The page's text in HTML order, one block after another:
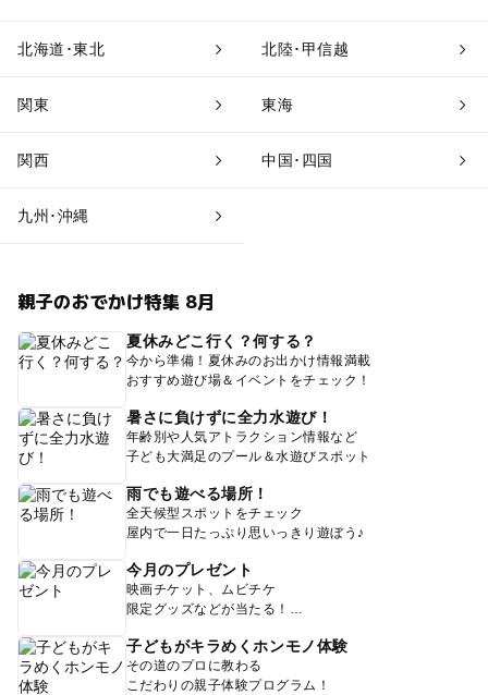
北海道･東北 北陸･甲信越
関東 東海
関西 中国･四国
九州･沖縄
親子のおでかけ特集 8月
夏休みどこ行く？何する？
今から準備！夏休みのお出かけ情報満載
おすすめ遊び場＆イベントをチェック！
暑さに負けずに全力水遊び！
年齢別や人気アトラクション情報など
子ども大満足のプール＆水遊びスポット
雨でも遊べる場所！
全天候型スポットをチェック
屋内で一日たっぷり思いっきり遊ぼう♪
今月のプレゼント
映画チケット、ムビチケ
限定グッズなどが当たる！
子どもがキラめくホンモノ体験
その道のプロに教わる
こだわりの親子体験プログラム！